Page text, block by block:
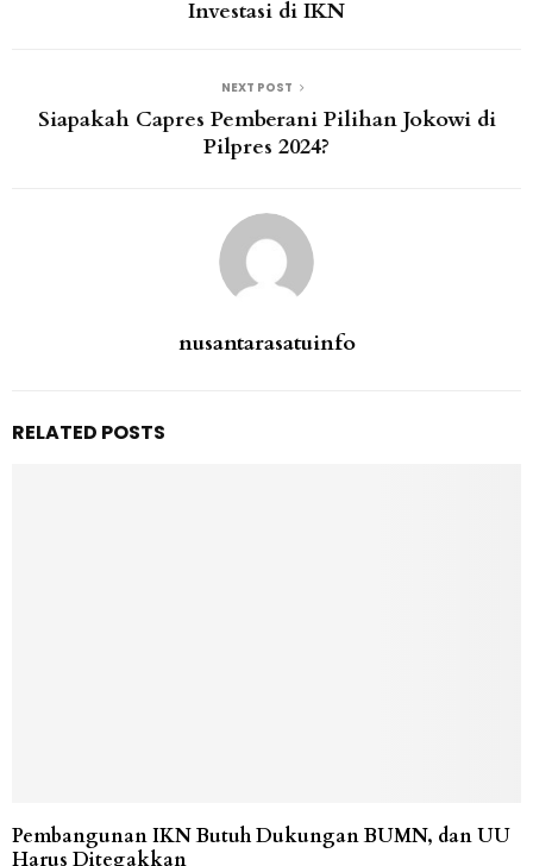
Investasi di IKN
NEXT POST
Siapakah Capres Pemberani Pilihan Jokowi di
Pilpres 2024?
nusantarasatuinfo
RELATED POSTS
Pembangunan IKN Butuh Dukungan BUMN, dan UU
Harus Ditegakkan